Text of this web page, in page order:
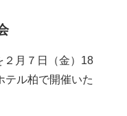
月７日（金）18
テル柏で開催いた